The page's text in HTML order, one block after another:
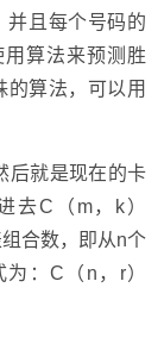
并且每个号码的
算法来预测胜
算法，可以用
后就是现在的卡
去C（m，k）
合数，即从n个
：C（n，r）